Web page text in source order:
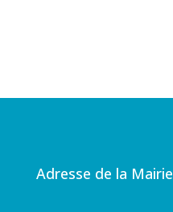
Adresse de la Mairie